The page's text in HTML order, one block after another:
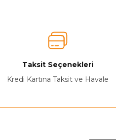
Taksit Seçenekleri
Kredi Kartına Taksit ve Havale